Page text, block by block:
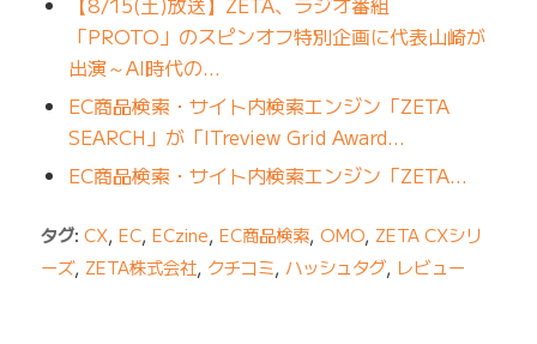
「PROTO」のスピンオフ特別企画に代表山崎が
出演～AI時代の…
EC商品検索・サイト内検索エンジン「ZETA
SEARCH」が「ITreview Grid Award…
EC商品検索・サイト内検索エンジン「ZETA…
タグ: CX, EC, ECzine, EC商品検索, OMO, ZETA CXシリ
ーズ, ZETA株式会社, クチコミ, ハッシュタグ, レビュー